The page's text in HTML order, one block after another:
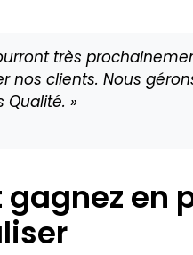
très
nos clients. Nous
»
gagnez en